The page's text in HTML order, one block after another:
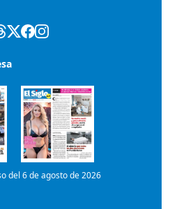
del 6 de agosto de 2026